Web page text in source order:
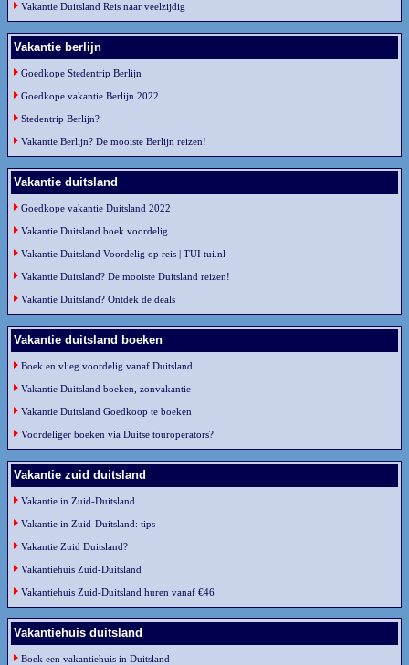
Vakantie Duitsland Reis naar veelzijdig
Vakantie berlijn
Goedkope Stedentrip Berlijn
Goedkope vakantie Berlijn 2022
Stedentrip Berlijn?
Vakantie Berlijn? De mooiste Berlijn reizen!
Vakantie duitsland
Goedkope vakantie Duitsland 2022
Vakantie Duitsland boek voordelig
Vakantie Duitsland Voordelig op reis | TUI tui.nl
Vakantie Duitsland? De mooiste Duitsland reizen!
Vakantie Duitsland? Ontdek de deals
Vakantie duitsland boeken
Boek en vlieg voordelig vanaf Duitsland
Vakantie Duitsland boeken, zonvakantie
Vakantie Duitsland Goedkoop te boeken
Voordeliger boeken via Duitse touroperators?
Vakantie zuid duitsland
Vakantie in Zuid-Duitsland
Vakantie in Zuid-Duitsland: tips
Vakantie Zuid Duitsland?
Vakantiehuis Zuid-Duitsland
Vakantiehuis Zuid-Duitsland huren vanaf €46
Vakantiehuis duitsland
Boek een vakantiehuis in Duitsland